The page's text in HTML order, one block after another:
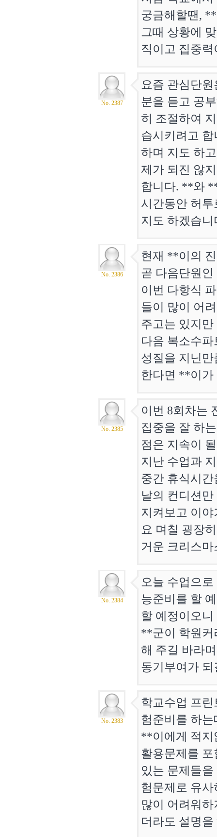
궁금해할땐,
그때 상황에
직이고 집중
No. 2387
요즘 관심단
분을 듣고 공
히 조절하여
습시키려고
하며 지도 하
제가 되진 않
합니다. **와
시간동안 허
지도 하겠습니
No. 2386
현재 **이의
곧 다음단원
이번 다항식
들이 많이 어
주고는 있지
다음 복소수
성질을 지닌
한다면 **이가
No. 2385
이번 8회차는
집중을 잘 하
점은 지속이
지난 수업과
중간 휴식시
날의 컨디션
지켜보고 이
요 며칠 굉장
거운 크리스
No. 2384
오늘 수업으
능준비를 할
할 예정이오
**군이 학원커
해 주길 바라
동기부여가
No. 2383
학교수업 프
험준비를 하
**이에게 적지
활용문제를
있는 문제들
험문제로 유
많이 어려워
더라도 설명